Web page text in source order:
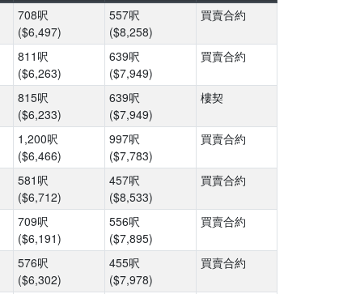
708呎
($6,497)
557呎
($8,258)
買賣合約
811呎
($6,263)
639呎
($7,949)
買賣合約
815呎
($6,233)
639呎
($7,949)
樓契
1,200呎
($6,466)
997呎
($7,783)
買賣合約
581呎
($6,712)
457呎
($8,533)
買賣合約
709呎
($6,191)
556呎
($7,895)
買賣合約
576呎
($6,302)
455呎
($7,978)
買賣合約